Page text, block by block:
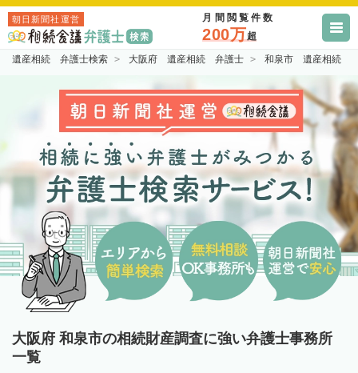
朝日新聞社運営 月間閲覧件数
200万超
遺産相続 弁護士検索 大阪府 遺産相続 弁護士 和泉市 遺産相続
大阪府 和泉市の相続財産調査に強い弁護士事務所
一覧